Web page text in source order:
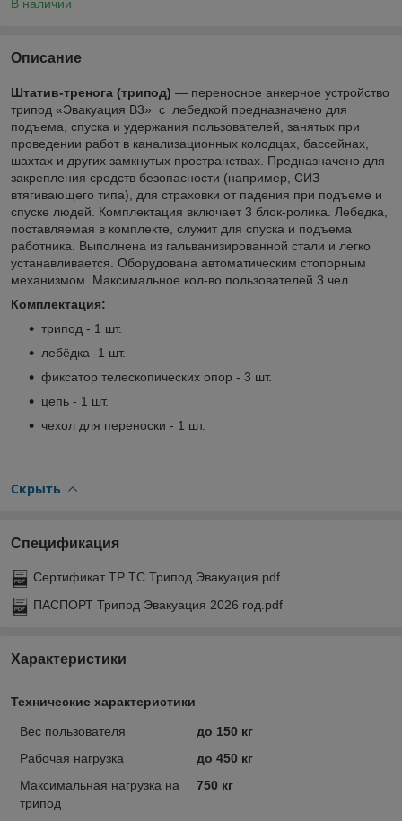
В наличии
Описание
Штатив-тренога (трипод) — переносное анкерное устройство
трипод «Эвакуация В3» с лебедкой предназначено для
подъема, спуска и удержания пользователей, занятых при
проведении работ в канализационных колодцах, бассейнах,
шахтах и других замкнутых пространствах. Предназначено для
закрепления средств безопасности (например, СИЗ
втягивающего типа), для страховки от падения при подъеме и
спуске людей. Комплектация включает 3 блок-ролика. Лебедка,
поставляемая в комплекте, служит для спуска и подъема
работника. Выполнена из гальванизированной стали и легко
устанавливается. Оборудована автоматическим стопорным
механизмом. Максимальное кол-во пользователей 3 чел.
Комплектация:
трипод - 1 шт.
лебёдка -1 шт.
фиксатор телескопических опор - 3 шт.
цепь - 1 шт.
чехол для переноски - 1 шт.
Скрыть
Спецификация
Сертификат ТР ТС Трипод Эвакуация.pdf
ПАСПОРТ Трипод Эвакуация 2026 год.pdf
Характеристики
Технические характеристики
Вес пользователя
до 150 кг
Рабочая нагрузка
до 450 кг
Максимальная нагрузка на
трипод
750 кг